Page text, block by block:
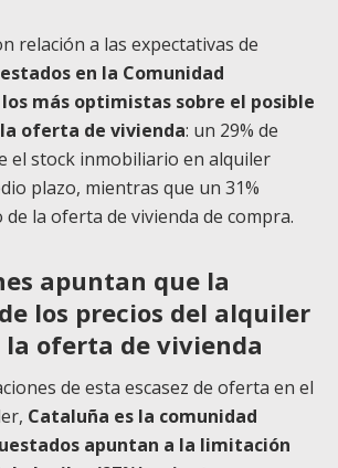
relación a las expectativas de
en la Comunidad
más optimistas sobre el posible
oferta de vivienda: un 29% de
el stock inmobiliario en alquiler
plazo, mientras que un 31%
la oferta de vivienda de compra.
apuntan que la
los precios del alquiler
oferta de vivienda
de esta escasez de oferta en el
Cataluña es la comunidad
apuntan a la limitación